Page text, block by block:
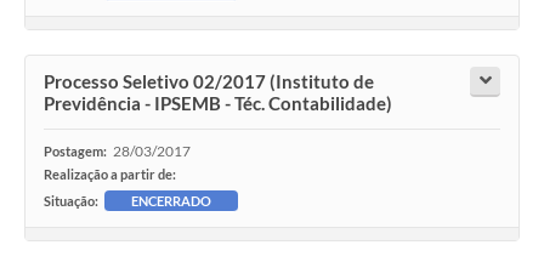
Processo Seletivo 02/2017 (Instituto de
Previdência - IPSEMB - Téc. Contabilidade)
Postagem: 28/03/2017
Realização a partir de:
Situação:
ENCERRADO